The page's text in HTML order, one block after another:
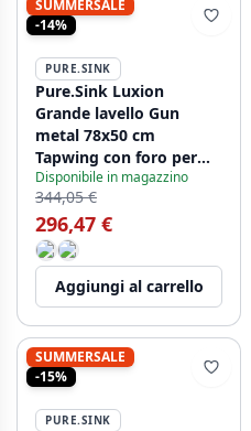
SUMMERSALE
-14%
PURE.SINK
Pure.Sink Luxion
Grande lavello Gun
metal 78x50 cm
Tapwing con foro per
rubinetto PLX7850T-61
Disponibile in magazzino
344,05 €
296,47 €
Aggiungi al carrello
SUMMERSALE
-15%
PURE.SINK